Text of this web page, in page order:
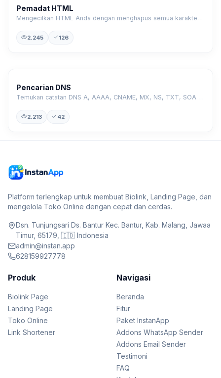
Pemadat HTML
Mengecilkan HTML Anda dengan menghapus semua karakter yang tidak perlu.
2.245 126
Pencarian DNS
Temukan catatan DNS A, AAAA, CNAME, MX, NS, TXT, SOA dari sebuah host.
2.213 42
Platform terlengkap untuk membuat Biolink, Landing Page, dan
mengelola Toko Online dengan cepat dan cerdas.
Dsn. Tunjungsari Ds. Bantur Kec. Bantur, Kab. Malang, Jawaa
Timur, 65179, 🇮🇩 Indonesia
admin@instan.app
628159927778
Produk
Biolink Page
Landing Page
Toko Online
Link Shortener
Navigasi
Beranda
Fitur
Paket InstanApp
Addons WhatsApp Sender
Addons Email Sender
Testimoni
FAQ